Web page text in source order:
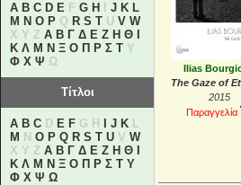
A B C D E F G H J K L
M N O P Q R S T U V W
X Y Z Α Β Γ Δ Ε Ζ Η Θ
Κ Λ Μ Ν Ξ Ο Π Ρ Σ Τ Υ
Φ Χ Ψ Ω
Τίτλοι
A B C D E F G H J K L
M N O P Q R S T U V W
X Y Z Α Β Γ Δ Ε Ζ Η Θ
Κ Λ Μ Ν Ξ Ο Π Ρ Σ Τ Υ
Φ Χ Ψ Ω
Ilias
The Gaze of
2015
Παραγγελία